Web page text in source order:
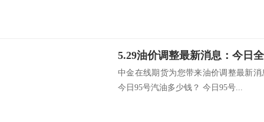
中金在线期货为您带来油价调整最新
今日95号汽油多少钱？ 今日95号...